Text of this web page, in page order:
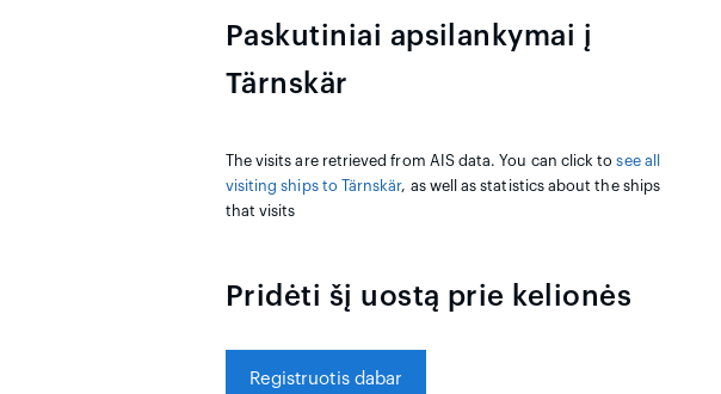
Paskutiniai apsilankymai į
Tärnskär
The visits are retrieved from AIS data. You can click tosee all
visiting ships to Tärnskär, as well as statistics about the ships
that visits
Pridėti šį uostą prie kelionės
Registruotis dabar